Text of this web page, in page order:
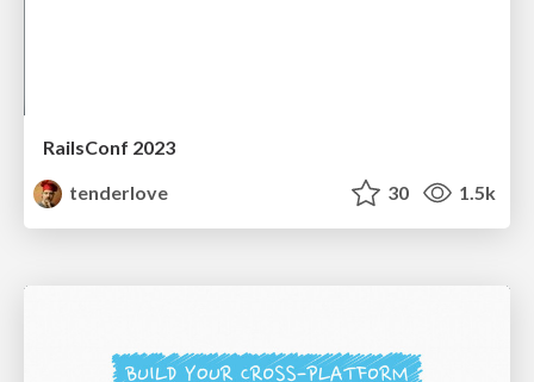
RailsConf 2023
tenderlove
30 1.5k